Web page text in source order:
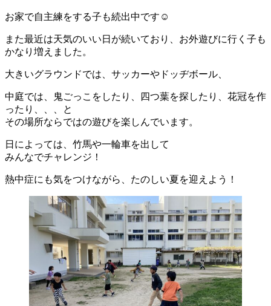
お家で自主練をする子も続出中です☺
また最近は天気のいい日が続いており、お外遊びに行く子も
かなり増えました。
大きいグラウンドでは、サッカーやドッヂボール、
中庭では、鬼ごっこをしたり、四つ葉を探したり、花冠を作
ったり、、、と
その場所ならではの遊びを楽しんでいます。
日によっては、竹馬や一輪車を出して
みんなでチャレンジ！
熱中症にも気をつけながら、たのしい夏を迎えよう！